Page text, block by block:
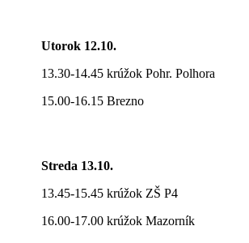
Utorok 12.10.
13.30-14.45 krúžok Pohr. Polhora
15.00-16.15 Brezno
Streda 13.10.
13.45-15.45 krúžok ZŠ P4
16.00-17.00 krúžok Mazorník